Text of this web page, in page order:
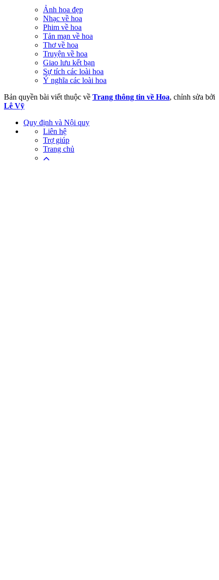
Ảnh hoa đẹp
Nhạc về hoa
Phim về hoa
Tản mạn về hoa
Thơ về hoa
Truyện về hoa
Giao lưu kết bạn
Sự tích các loài hoa
Ý nghĩa các loài hoa
Bản quyền bài viết thuộc về Trang thông tin về Hoa, chỉnh sửa bởi
Lê Vỹ
Quy định và Nội quy
Liên hệ
Trợ giúp
Trang chủ